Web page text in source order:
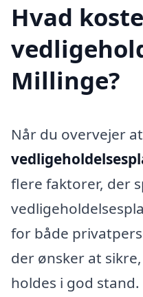
Hvad
Millinge?
Når du overvejer
flere faktorer, der
for både
der ønsker at
holdes i god